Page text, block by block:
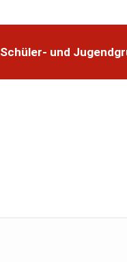
Schüler- und